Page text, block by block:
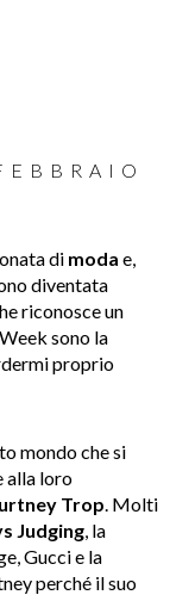
di moda e,
diventata
riconosce un
sono la
proprio
mondo che si
alla loro
Trop . Molti
Judging , la
Gucci e la
perché il suo